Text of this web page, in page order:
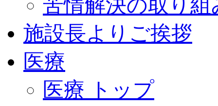
苦情解決の取り組
施設長よりご挨拶
医療
医療 トップ